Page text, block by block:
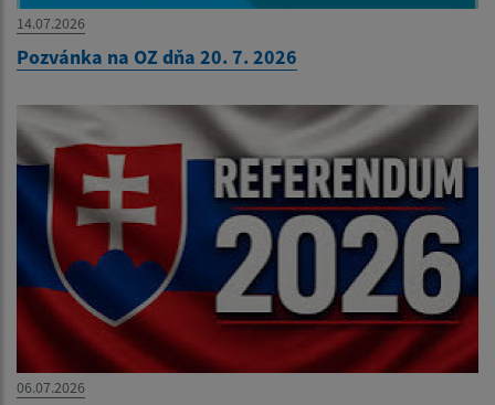
14.07.2026
Pozvánka na OZ dňa 20. 7. 2026
06.07.2026